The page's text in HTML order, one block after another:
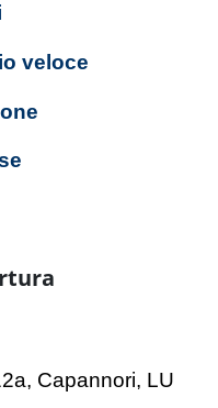
veloce
Capannori, LU